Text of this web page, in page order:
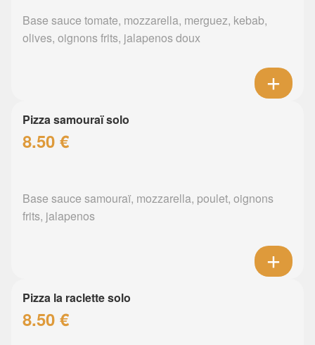
Base sauce tomate, mozzarella, merguez, kebab,
olives, oignons frits, jalapenos doux
Pizza samouraï solo
8.50 €
Base sauce samouraï, mozzarella, poulet, oignons
frits, jalapenos
Pizza la raclette solo
8.50 €